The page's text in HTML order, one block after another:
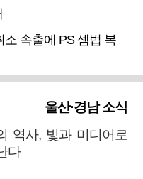
속출에 PS 셈법 복
울산·경남 소식
역사, 빛과 미디어로
다